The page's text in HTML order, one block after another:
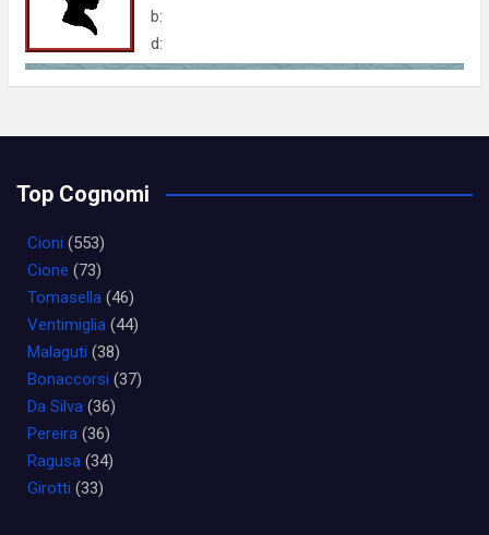
b:
d:
Top Cognomi
Cioni (553)
Cione (73)
Tomasella (46)
Ventimiglia (44)
Malaguti (38)
Bonaccorsi (37)
Da Silva (36)
Pereira (36)
Ragusa (34)
Girotti (33)